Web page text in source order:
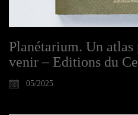
Planétarium. Un atlas
venir – Editions du
05/2025